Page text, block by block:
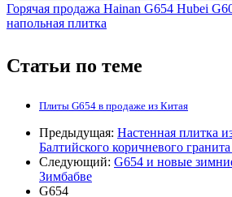
Горячая продажа Hainan G654 Hubei
напольная плитка
Статьи по теме
Плиты G654 в продаже из Китая
Предыдущая: Настенная плитка
Балтийского коричневого
Следующий: G654 и новые
Зимбабве
G654